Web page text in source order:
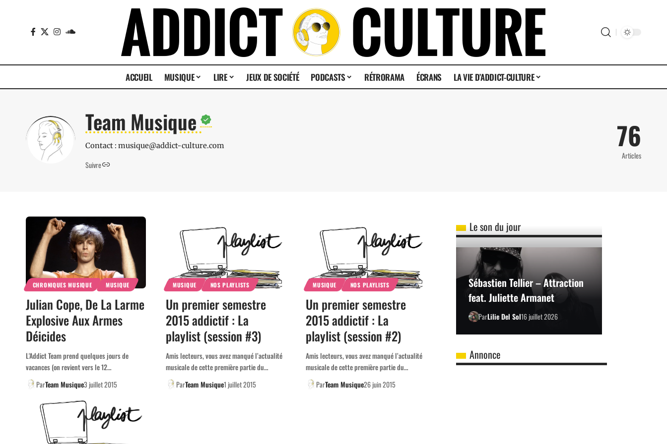
ACCUEIL MUSIQUE LIRE JEUX DE SOCIÉTÉ PODCASTS RÉTRORAMA ÉCRANS LA VIE D’ADDICT-CULTURE
Team Musique
Contact : musique@addict-culture.com
Suivre
76
Articles
CHRONIQUES MUSIQUE MUSIQUE
Julian Cope, De La Larme
Explosive Aux Armes
Déicides
L'Addict Team prend quelques jours de
vacances (on revient vers le 12…
ParTeam Musique3 juillet 2015
MUSIQUE NOS PLAYLISTS
Un premier semestre
2015 addictif : La
playlist (session #3)
Amis lecteurs, vous avez manqué l’actualité
musicale de cette première partie du…
ParTeam Musique1 juillet 2015
MUSIQUE NOS PLAYLISTS
Un premier semestre
2015 addictif : La
playlist (session #2)
Amis lecteurs, vous avez manqué l’actualité
musicale de cette première partie du…
ParTeam Musique26 juin 2015
Le son du jour
Sébastien Tellier – Attraction
feat. Juliette Armanet
ParLilie Del Sol16 juillet 2026
Annonce